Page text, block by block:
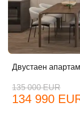
Двустаен
135 000 EUR
134 990